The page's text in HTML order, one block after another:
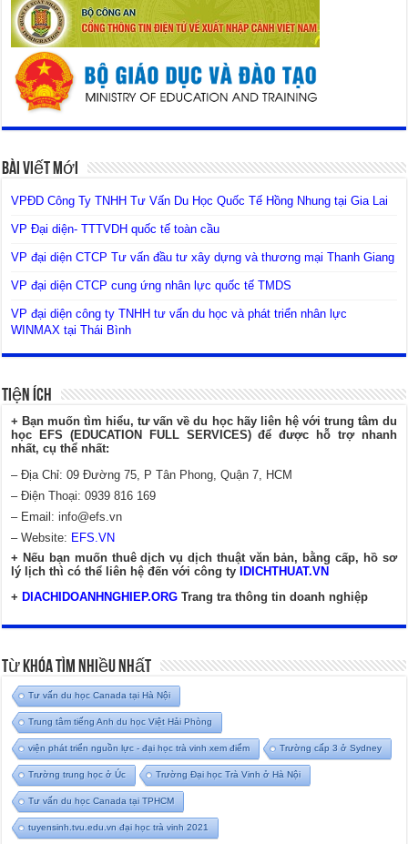
Bài Viết Mới
VPĐD Công Ty TNHH Tư Vấn Du Học Quốc Tế Hồng Nhung tại Gia Lai
VP Đại diện- TTTVDH quốc tế toàn cầu
VP đại diện CTCP Tư vấn đầu tư xây dựng và thương mại Thanh Giang
VP đại diện CTCP cung ứng nhân lực quốc tế TMDS
VP đại diện công ty TNHH tư vấn du học và phát triển nhân lực
WINMAX tại Thái Bình
Tiện Ích
+ Bạn muốn tìm hiểu, tư vấn về du học hãy liên hệ với trung tâm du
học EFS (EDUCATION FULL SERVICES) để được hỗ trợ nhanh
nhất, cụ thể nhất:
– Địa Chỉ: 09 Đường 75, P Tân Phong, Quận 7, HCM
– Điện Thoại: 0939 816 169
– Email:info@efs.vn
– Website: EFS.VN
+ Nếu bạn muốn thuê dịch vụ dịch thuật văn bản, bằng cấp, hồ sơ
lý lịch thì có thể liên hệ đến với công ty
IDICHTHUAT.VN
+ DIACHIDOANHNGHIEP.ORG Trang tra thông tin doanh nghiệp
Từ Khóa Tìm Nhiều Nhất
Tư vấn du học Canada tại Hà Nội
Trung tâm tiếng Anh du học Việt Hải Phòng
viện phát triển nguồn lực - đại học trà vinh xem điểm Trường cấp 3 ở Sydney
Trường trung học ở Úc Trường Đại học Trà Vinh ở Hà Nội
Tư vấn du học Canada tại TPHCM
tuyensinh.tvu.edu.vn đại học trà vinh 2021